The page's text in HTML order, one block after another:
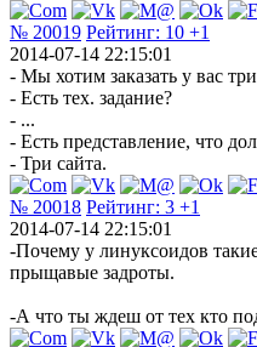
№ 20019 Рейтинг: 10 +1
2014-07-14 22:15:01
- Мы хотим заказать у вас
- Есть тех. задание?
- ...
- Есть представление, что
- Три сайта.
№ 20018 Рейтинг: 3 +1
2014-07-14 22:15:01
-Почему у линуксоидов
прыщавые задроты.
-А что ты ждеш от тех кто